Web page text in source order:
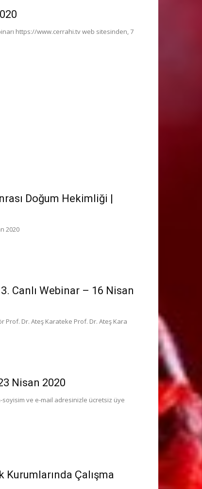
https://www.cerrahi.tv web sitesinden, 7
Doğum Hekimliği |
2020
Canlı Webinar – 16 Nisan
Prof. Dr. Ateş Karateke Prof. Dr. Ateş Kara
Nisan 2020
soyisim ve e-mail adresinizle ücretsiz üye
Çalışma